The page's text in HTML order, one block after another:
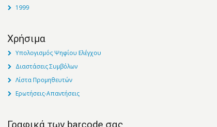
1999
Χρήσιμα
Υπολογισμός Ψηφίου Ελέγχου
Διαστάσεις Συμβόλων
Λίστα Προμηθευτών
Ερωτήσεις-Απαντήσεις
Γραφικά των barcode σας